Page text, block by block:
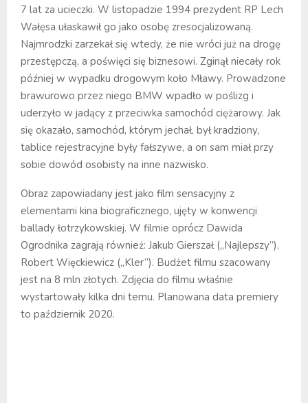
7 lat za ucieczki. W listopadzie 1994 prezydent RP Lech
Wałęsa ułaskawił go jako osobę zresocjalizowaną.
Najmrodzki zarzekał się wtedy, że nie wróci już na drogę
przestępczą, a poświęci się biznesowi. Zginął niecały rok
później w wypadku drogowym koło Mławy. Prowadzone
brawurowo przez niego BMW wpadło w poślizg i
uderzyło w jadący z przeciwka samochód ciężarowy. Jak
się okazało, samochód, którym jechał, był kradziony,
tablice rejestracyjne były fałszywe, a on sam miał przy
sobie dowód osobisty na inne nazwisko.
Obraz zapowiadany jest jako film sensacyjny z
elementami kina biograficznego, ujęty w konwencji
ballady łotrzykowskiej. W filmie oprócz Dawida
Ogrodnika zagrają również: Jakub Gierszał („Najlepszy”),
Robert Więckiewicz („Kler”). Budżet filmu szacowany
jest na 8 mln złotych. Zdjęcia do filmu właśnie
wystartowały kilka dni temu. Planowana data premiery
to październik 2020.